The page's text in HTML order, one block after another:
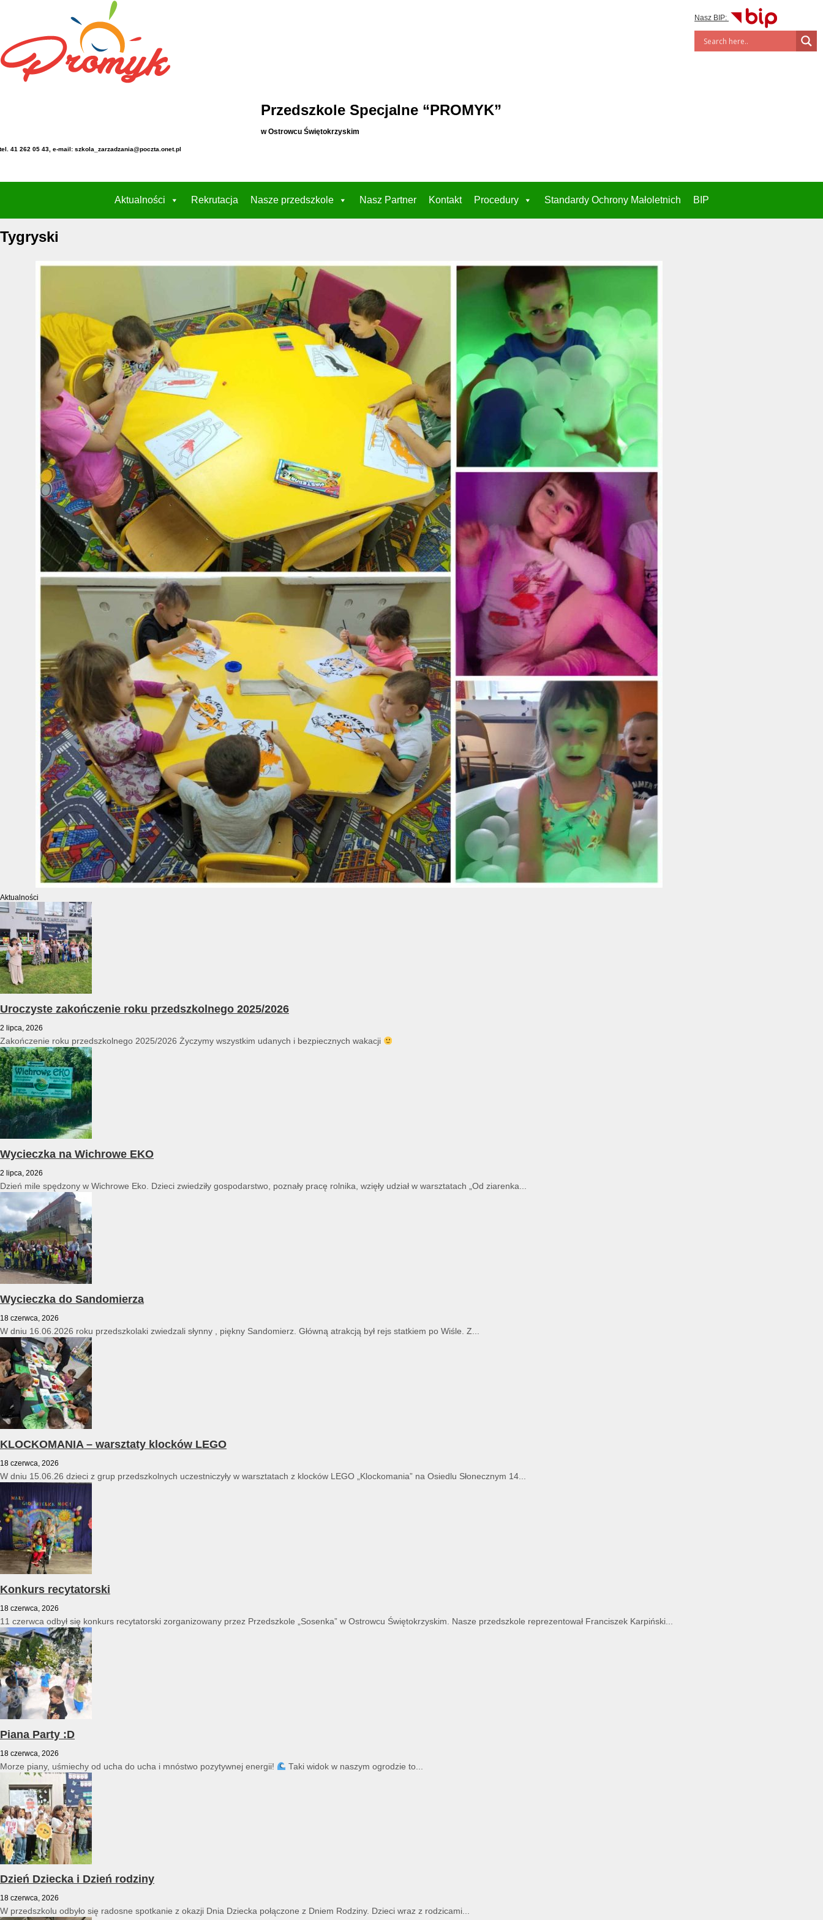
Przedszkole Specjalne “PROMYK”
w Ostrowcu Świętokrzyskim
41 262 05 43, e-mail: szkola_zarzadzania@poczta.onet.pl
Nasz BIP:
Aktualności Rekrutacja Nasze przedszkole Nasz Partner Kontakt Procedury Standardy Ochrony Małoletnich BIP
Tygryski
Aktualności
Uroczyste zakończenie roku przedszkolnego 2025/2026
2 lipca, 2026
Zakończenie roku przedszkolnego 2025/2026 Życzymy wszystkim udanych i bezpiecznych wakacji
Wycieczka na Wichrowe EKO
2 lipca, 2026
Dzień mile spędzony w Wichrowe Eko. Dzieci zwiedziły gospodarstwo, poznały pracę rolnika, wzięły udział w warsztatach „Od ziarenka...
Wycieczka do Sandomierza
18 czerwca, 2026
W dniu 16.06.2026 roku przedszkolaki zwiedzali słynny , piękny Sandomierz. Główną atrakcją był rejs statkiem po Wiśle. Z...
KLOCKOMANIA – warsztaty klocków LEGO
18 czerwca, 2026
W dniu 15.06.26 dzieci z grup przedszkolnych uczestniczyły w warsztatach z klocków LEGO „Klockomania” na Osiedlu Słonecznym 14...
Konkurs recytatorski
18 czerwca, 2026
11 czerwca odbył się konkurs recytatorski zorganizowany przez Przedszkole „Sosenka” w Ostrowcu Świętokrzyskim. Nasze przedszkole reprezentował Franciszek Karpiński...
Piana Party :D
18 czerwca, 2026
Morze piany, uśmiechy od ucha do ucha i mnóstwo pozytywnej energii! Taki widok w naszym ogrodzie to...
Dzień Dziecka i Dzień rodziny
18 czerwca, 2026
W przedszkolu odbyło się radosne spotkanie z okazji Dnia Dziecka połączone z Dniem Rodziny. Dzieci wraz z rodzicami...